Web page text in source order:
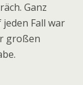
Ganz
jeden Fall war
großen